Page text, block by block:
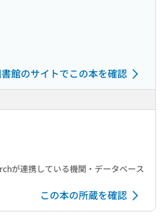
館のサイトでこの本を確認
が連携している機関・データベース
この本の所蔵を確認